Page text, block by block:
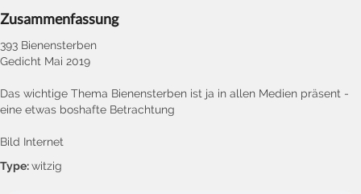
Zusammenfassung
393 Bienensterben
Gedicht Mai 2019
Das wichtige Thema Bienensterben ist ja in allen Medien präsent -
eine etwas boshafte Betrachtung
Bild Internet
Type:witzig